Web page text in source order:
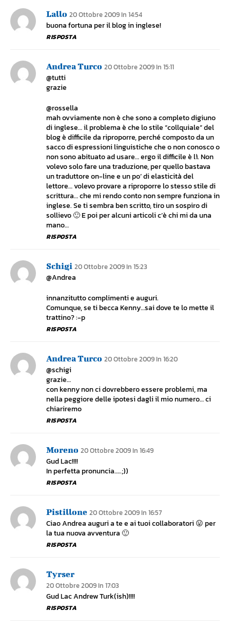
Lallo 20 Ottobre 2009 In 14:54
buona fortuna per il blog in inglese!
RISPOSTA
Andrea Turco 20 Ottobre 2009 In 15:11
@tutti
grazie
@rossella
mah ovviamente non è che sono a completo digiuno
di inglese… il problema è che lo stile “collquiale” del
blog è difficile da riproporre, perché composto da un
sacco di espressioni linguistiche che o non conosco o
non sono abituato ad usare… ergo il difficile è lì. Non
volevo solo fare una traduzione, per quello bastava
un traduttore on-line e un po’ di elasticità del
lettore… volevo provare a riproporre lo stesso stile di
scrittura… che mi rendo conto non sempre funziona in
inglese. Se ti sembra ben scritto, tiro un sospiro di
sollievo 🙂 E poi per alcuni articoli c’è chi mi da una
mano…
RISPOSTA
Schigi 20 Ottobre 2009 In 15:23
@Andrea
innanzitutto complimenti e auguri.
Comunque, se ti becca Kenny…sai dove te lo mette il
trattino? :-p
RISPOSTA
Andrea Turco 20 Ottobre 2009 In 16:20
@schigi
grazie…
con kenny non ci dovrebbero essere problemi, ma
nella peggiore delle ipotesi dagli il mio numero… ci
chiariremo
RISPOSTA
Moreno 20 Ottobre 2009 In 16:49
Gud Lac!!!!
In perfetta pronuncia…..;))
RISPOSTA
Pistillone 20 Ottobre 2009 In 16:57
Ciao Andrea auguri a te e ai tuoi collaboratori 😛 per
la tua nuova avventura 🙂
RISPOSTA
Tyrser
20 Ottobre 2009 In 17:03
Gud Lac Andrew Turk(ish)!!!!
RISPOSTA